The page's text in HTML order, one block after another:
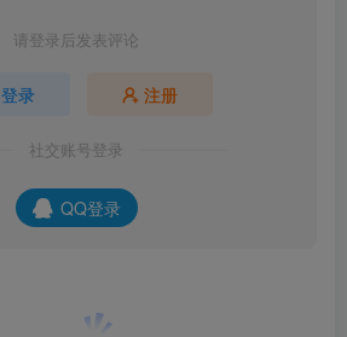
请登录后发表评论
登录 注册
社交账号登录
QQ登录